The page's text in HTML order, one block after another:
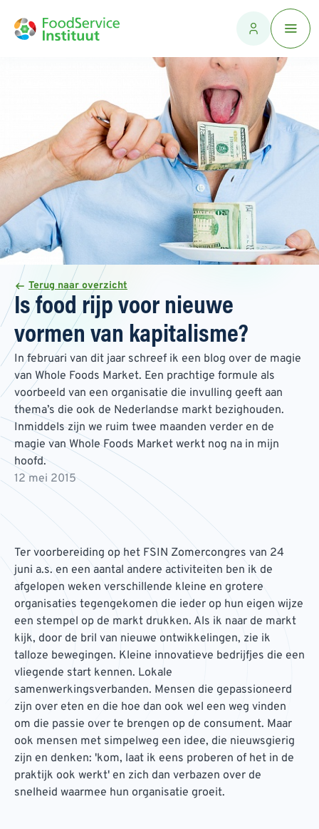
Terug naar overzicht
Is food rijp voor nieuwe
vormen van kapitalisme?
In februari van dit jaar schreef ik een blog over de magie
van Whole Foods Market. Een prachtige formule als
voorbeeld van een organisatie die invulling geeft aan
thema’s die ook de Nederlandse markt bezighouden.
Inmiddels zijn we ruim twee maanden verder en de
magie van Whole Foods Market werkt nog na in mijn
hoofd.
12 mei 2015
Ter voorbereiding op het FSIN Zomercongres van 24
juni a.s. en een aantal andere activiteiten ben ik de
afgelopen weken verschillende kleine en grotere
organisaties tegengekomen die ieder op hun eigen wijze
een stempel op de markt drukken. Als ik naar de markt
kijk, door de bril van nieuwe ontwikkelingen, zie ik
talloze bewegingen. Kleine innovatieve bedrijfjes die een
vliegende start kennen. Lokale
samenwerkingsverbanden. Mensen die gepassioneerd
zijn over eten en die hoe dan ook wel een weg vinden
om die passie over te brengen op de consument. Maar
ook mensen met simpelweg een idee, die nieuwsgierig
zijn en denken: 'kom, laat ik eens proberen of het in de
praktijk ook werkt' en zich dan verbazen over de
snelheid waarmee hun organisatie groeit.